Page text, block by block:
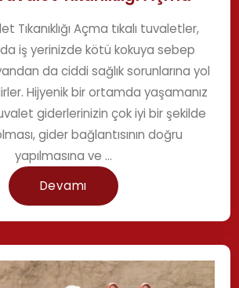
Tıkanıklığı Açma tıkalı tuvaletler,
da iş yerinizde kötü kokuya sebep
da ciddi sağlık sorunlarına yol
Hijyenik bir ortamda yaşamanız
giderlerinizin çok iyi bir şekilde
gider bağlantısının doğru
yapılmasına ve ...
Devamı